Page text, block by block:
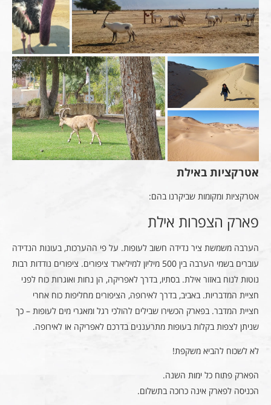
אטרקציות באילת
אטרקציות ומקומות שביקרנו בהם:
פארק הצפרות אילת
הערבה משמשת ציר נדידה חשוב לעופות. על פי ההערכות, בעונות הנדידה
עוברים בשמי הערבה בין 500 מיליון למיליארד ציפורים. ציפורים נודדות רבות
נוטות לנוח באזור אילת. בסתיו, בדרך לאפריקה, הן נחות ואוגרות כוח לפני
חציית המדבריות. באביב, בדרך לאירופה, הציפורים מחליפות כוח אחרי
חציית המדבר. בפארק הכשירו שבילים להולכי רגל ומאגרי מים לעופות – כך
שניתן לצפות בקלות בעופות מתרעננים בדרכם לאפריקה או לאירופה.
לא לשכוח להביא משקפת!
הפארק פתוח כל ימות השנה.
הכניסה לפארק אינה כרוכה בתשלום.